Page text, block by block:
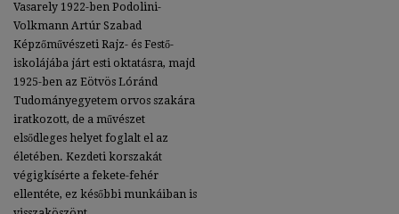
Vasarely 1922-ben Podolini-
Volkmann Artúr Szabad
Képzőművészeti Rajz- és Festő-
iskolájába járt esti oktatásra, majd
1925-ben az Eötvös Lóránd
Tudományegyetem orvos szakára
iratkozott, de a művészet
elsődleges helyet foglalt el az
életében. Kezdeti korszakát
végigkísérte a fekete-fehér
ellentéte, ez későbbi munkáiban is